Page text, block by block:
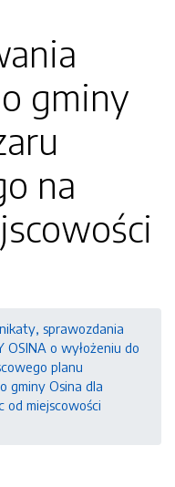
gminy
na
sprawozdania
OSINA o wyłożeniu do
planu
gminy Osina dla
od miejscowości